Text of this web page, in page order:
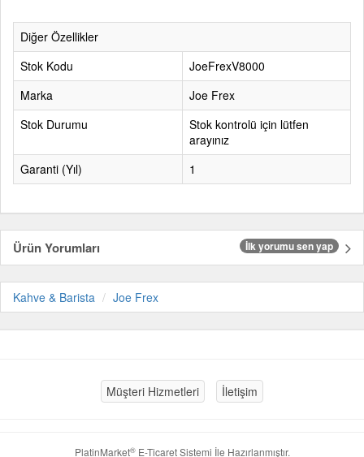
Diğer Özellikler
Stok Kodu
JoeFrexV8000
Marka
Joe Frex
Stok Durumu
Stok kontrolü için lütfen
arayınız
Garanti (Yıl)
1
Ürün Yorumları İlk yorumu sen yap
Kahve & Barista Joe Frex
Müşteri Hizmetleri İletişim
PlatinMarket®E-Ticaret Sistemi İle Hazırlanmıştır.